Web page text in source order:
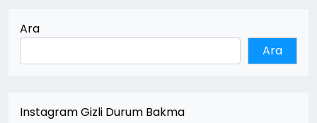
Ara
Ara
Instagram Gizli Durum Bakma